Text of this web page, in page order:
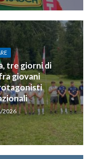
tre giorni di
giovani
2026